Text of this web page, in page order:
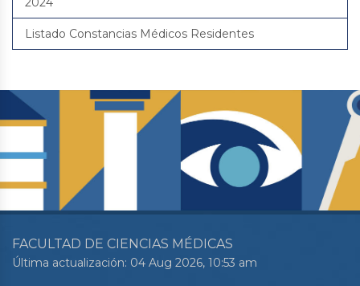
Listado Constancias Médicos Residentes
FACULTAD DE CIENCIAS MÉDICAS
Última actualización: 04 Aug 2026, 10:53 am